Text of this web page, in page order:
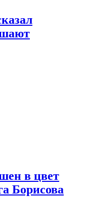
в цвет
Борисова